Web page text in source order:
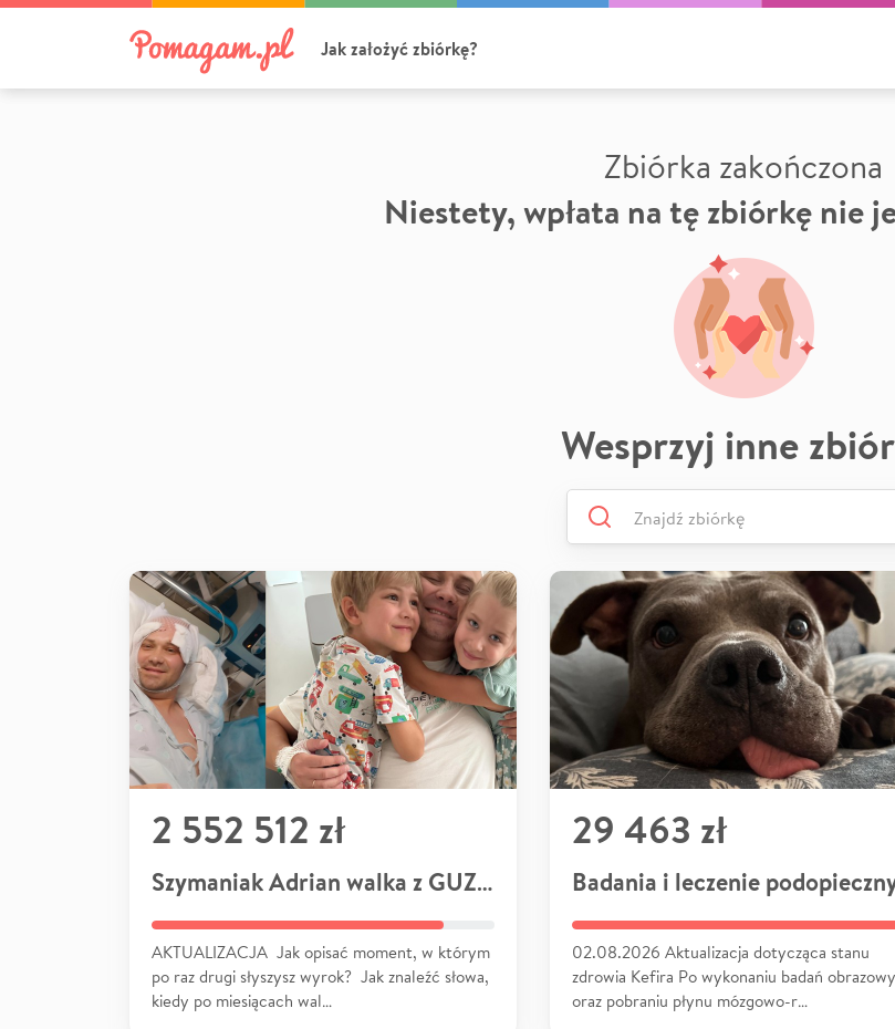
Jak założyć zbiórkę?
Zbiórka zakończona
Niestety, wpłata na tę zbiórkę nie
Wesprzyj inne
2 552 512 zł
Szymaniak Adrian walka z GUZEM
AKTUALIZACJA Jak opisać moment, w którym
po raz drugi słyszysz wyrok? Jak znaleźć słowa,
kiedy po miesiącach wal…
29 463 zł
02.08.2026 Aktualizacja dotycząca stanu
zdrowia Kefira Po wykonaniu badań
oraz pobraniu płynu mózgowo-r…